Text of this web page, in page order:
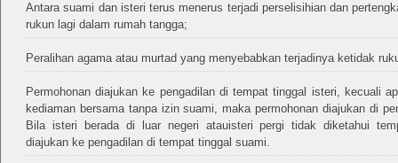
Antara suami dan isteri terus menerus terjadi perselisihian dan
rukun lagi dalam rumah tangga;
Peralihan agama atau murtad yang menyebabkan terjadinya ketidak
Permohonan diajukan ke pengadilan di tempat tinggal isteri, kecuali
kediaman bersama tanpa izin suami, maka permohonan diajukan di
Bila isteri berada di luar negeri atauisteri pergi tidak diketahui
diajukan ke pengadilan di tempat tinggal suami.